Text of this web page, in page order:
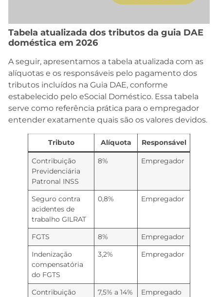
Tabela atualizada dos tributos da guia DAE
doméstica em 2026
A seguir, apresentamos a tabela atualizada com as
alíquotas e os responsáveis pelo pagamento dos
tributos incluídos na Guia DAE, conforme
estabelecido pelo eSocial Doméstico. Essa tabela
serve como referência prática para o empregador
entender exatamente quais são os valores devidos.
Tributo Alíquota Responsável
Contribuição
Previdenciária
Patronal INSS
8% Empregador
Seguro contra
acidentes de
trabalho GILRAT
0,8% Empregador
FGTS 8%
Empregador
Indenização
compensatória
do FGTS
3,2% Empregador
Contribuição
7,5% a 14% Empregado